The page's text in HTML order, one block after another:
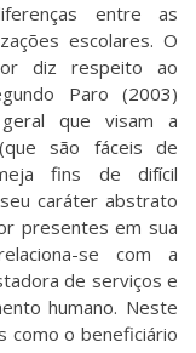
entre as
escolares. O
diz respeito ao
Paro (2003)
que visam a
são fáceis de
fins de difícil
caráter abstrato
presentes em sua
se com a
de serviços e
humano. Neste
como o beneficiário